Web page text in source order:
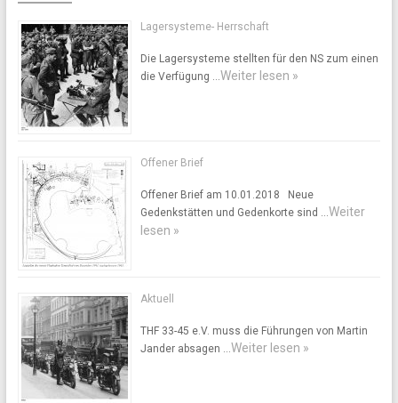
Lagersysteme- Herrschaft
Die Lagersysteme stellten für den NS zum einen
die Verfügung …Weiter lesen »
Offener Brief
Offener Brief am 10.01.2018 Neue
Gedenkstätten und Gedenkorte sind …Weiter
lesen »
Aktuell
THF 33-45 e.V. muss die Führungen von Martin
Jander absagen …Weiter lesen »